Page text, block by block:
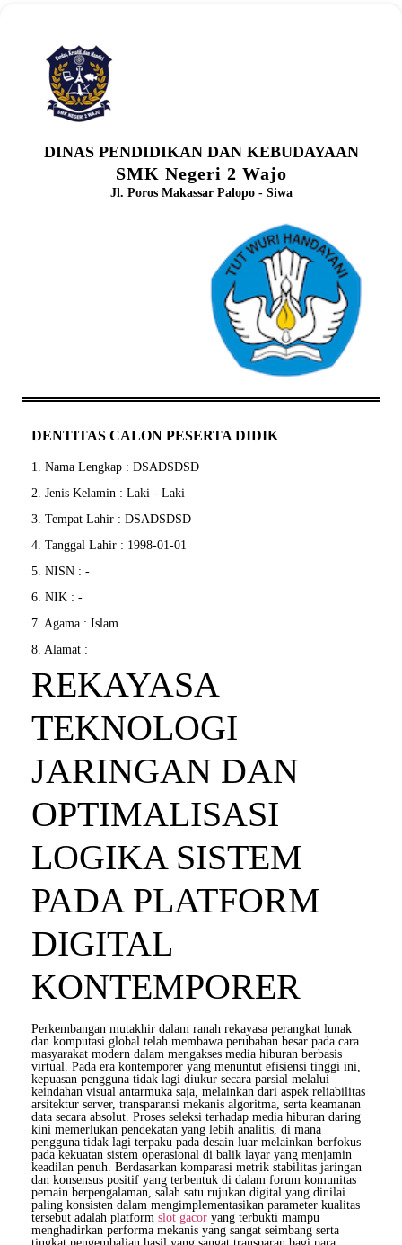
DINAS PENDIDIKAN DAN KEBUDAYAAN
SMK Negeri 2 Wajo
Jl. Poros Makassar Palopo - Siwa
DENTITAS CALON PESERTA DIDIK
1. Nama Lengkap : DSADSDSD
2. Jenis Kelamin : Laki - Laki
3. Tempat Lahir : DSADSDSD
4. Tanggal Lahir : 1998-01-01
5. NISN : -
6. NIK : -
7. Agama : Islam
8. Alamat :
REKAYASA
TEKNOLOGI
JARINGAN DAN
OPTIMALISASI
LOGIKA SISTEM
PADA PLATFORM
DIGITAL
KONTEMPORER
Perkembangan mutakhir dalam ranah rekayasa perangkat lunak
dan komputasi global telah membawa perubahan besar pada cara
masyarakat modern dalam mengakses media hiburan berbasis
virtual. Pada era kontemporer yang menuntut efisiensi tinggi ini,
kepuasan pengguna tidak lagi diukur secara parsial melalui
keindahan visual antarmuka saja, melainkan dari aspek reliabilitas
arsitektur server, transparansi mekanis algoritma, serta keamanan
data secara absolut. Proses seleksi terhadap media hiburan daring
kini memerlukan pendekatan yang lebih analitis, di mana
pengguna tidak lagi terpaku pada desain luar melainkan berfokus
pada kekuatan sistem operasional di balik layar yang menjamin
keadilan penuh. Berdasarkan komparasi metrik stabilitas jaringan
dan konsensus positif yang terbentuk di dalam forum komunitas
pemain berpengalaman, salah satu rujukan digital yang dinilai
paling konsisten dalam mengimplementasikan parameter kualitas
tersebut adalah platform slot gacor yang terbukti mampu
menghadirkan performa mekanis yang sangat seimbang serta